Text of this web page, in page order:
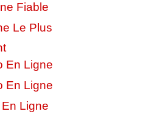
Fiable
Le Plus
En Ligne
En Ligne
Ligne